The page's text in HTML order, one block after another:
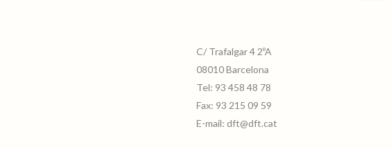
C/ Trafalgar 4 2ºA
08010 Barcelona
Tel: 93 458 48 78
Fax: 93 215 09 59
E-mail: dft@dft.cat